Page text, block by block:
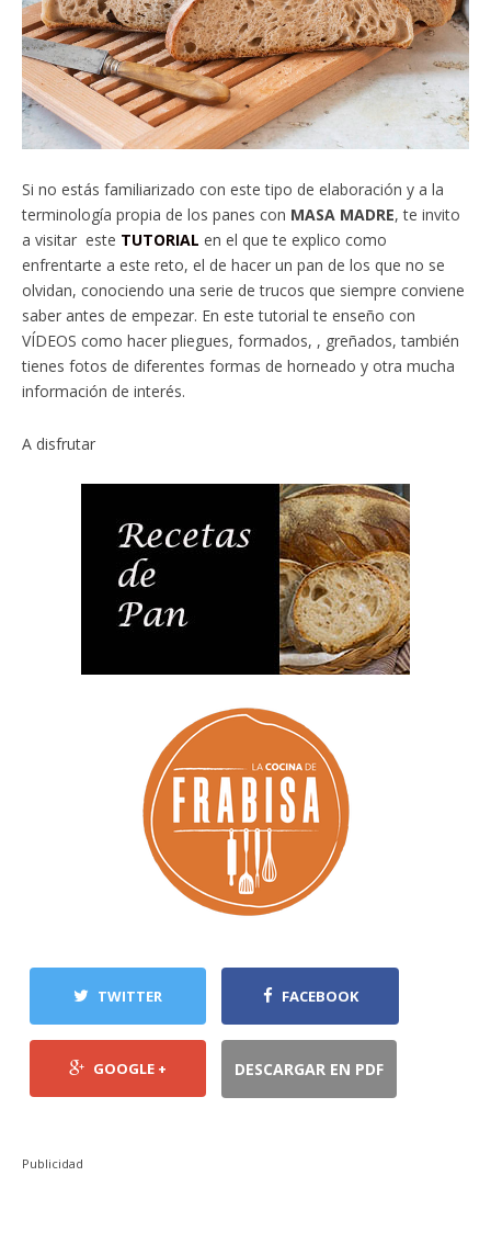
Si no estás familiarizado con este tipo de elaboración y a la
terminología propia de los panes con MASA MADRE, te invito
a visitar este TUTORIAL en el que te explico como
enfrentarte a este reto, el de hacer un pan de los que no se
olvidan, conociendo una serie de trucos que siempre conviene
saber antes de empezar. En este tutorial te enseño con
VÍDEOS como hacer pliegues, formados, , greñados, también
tienes fotos de diferentes formas de horneado y otra mucha
información de interés.
A disfrutar
TWITTER FACEBOOK
GOOGLE + DESCARGAR EN PDF
Publicidad